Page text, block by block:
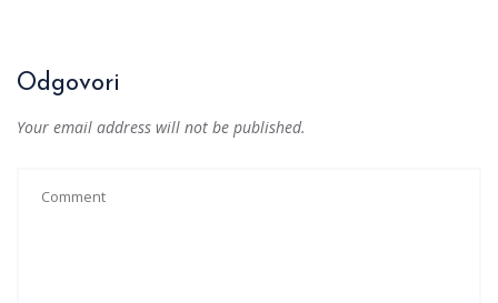
Odgovori
Your email address will not be published.